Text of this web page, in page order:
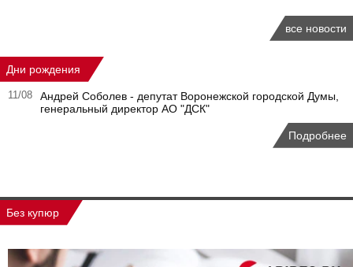
все новости
Дни рождения
11/08
Андрей Соболев - депутат Воронежской городской Думы,
генеральный директор АО "ДСК"
Подробнее
Без купюр